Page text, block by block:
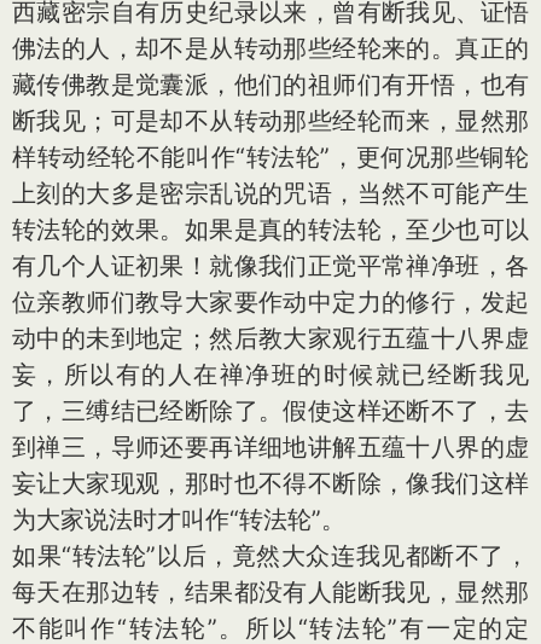
西藏密宗自有历史纪录以来，曾有断我见、证悟
佛法的人，却不是从转动那些经轮来的。真正的
藏传佛教是觉囊派，他们的祖师们有开悟，也有
断我见；可是却不从转动那些经轮而来，显然那
样转动经轮不能叫作“转法轮”，更何况那些铜轮
上刻的大多是密宗乱说的咒语，当然不可能产生
转法轮的效果。如果是真的转法轮，至少也可以
有几个人证初果！就像我们正觉平常禅净班，各
位亲教师们教导大家要作动中定力的修行，发起
动中的未到地定；然后教大家观行五蕴十八界虚
妄，所以有的人在禅净班的时候就已经断我见
了，三缚结已经断除了。假使这样还断不了，去
到禅三，导师还要再详细地讲解五蕴十八界的虚
妄让大家现观，那时也不得不断除，像我们这样
为大家说法时才叫作“转法轮”。
如果“转法轮”以后，竟然大众连我见都断不了，
每天在那边转，结果都没有人能断我见，显然那
不能叫作“转法轮”。所以“转法轮”有一定的定